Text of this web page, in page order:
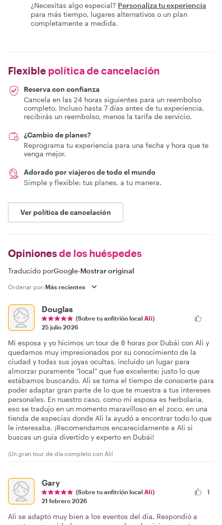
¿Necesitas algo especial? Personaliza tu experiencia
para más tiempo, lugares alternativos o un plan
completamente a medida.
Flexible política de cancelación
Reserva con confianza
Cancela en las 24 horas siguientes para un reembolso
completo. Incluso hasta 7 días antes de tu experiencia,
recibirás un reembolso, menos la tarifa de servicio.
¿Cambio de planes?
Reprograma tu experiencia para una fecha y hora que te
venga mejor.
Adorado por viajeros de todo el mundo
Simple y flexible: tus planes, a tu manera.
Ver política de cancelación
Opinionesde los huéspedes
Traducido porGoogle-Mostrar original
Ordenar por:
Douglas
(Sobre tu anfitrión local Ali)
25 julio 2026
Mi esposa y yo hicimos un tour de 8 horas por Dubái con Ali y
quedamos muy impresionados por su conocimiento de la
ciudad y todas sus joyas ocultas, incluido un lugar para
almorzar puramente "local" que fue excelente; justo lo que
estábamos buscando. Ali se toma el tiempo de conocerte para
poder adaptar gran parte de lo que te muestra a tus intereses
personales. En nuestro caso, como mi esposa es herbolaria,
eso se tradujo en un momento maravilloso en el zoco, en una
tienda de especias donde Ali la ayudó a encontrar todo lo que
le interesaba. ¡Recomendamos encarecidamente a Ali si
buscas un guía divertido y experto en Dubái!
¡Un gran tour de día completo con Ali!
Gary
(Sobre tu anfitrión local Ali)
21 febrero 2026
1
Ali se adaptó muy bien a los eventos del día. Respondió a